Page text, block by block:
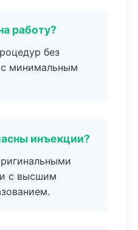
работу?
без
минимальным
инъекции?
с высшим